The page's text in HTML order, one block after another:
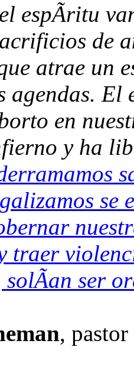
espÃ­ritu
de
atrae un
agendas. El
en
y ha
se
traer
ser
,